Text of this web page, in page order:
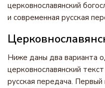
церковнославянский
и современная русская
Ниже даны два варианта
церковнославянский
русская передача. Первый